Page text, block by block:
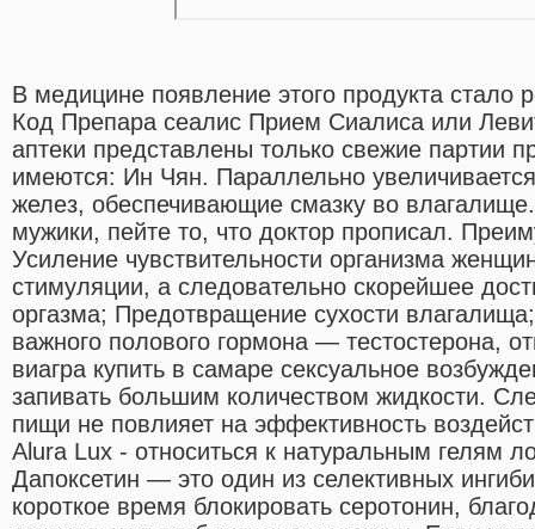
В медицине появление этого продукта стало
Код Препара сеалис Прием Сиалиса или
аптеки представлены только свежие партии
имеются: Ин Чян. Параллельно
желез, обеспечивающие смазку во
мужики, пейте то, что доктор прописал.
Усиление чувствительности организма
стимуляции, а следовательно скорейшее
оргазма; Предотвращение сухости
важного полового гормона — тестостерона,
виагра купить в самаре сексуальное
запивать большим количеством жидкости.
пищи не повлияет на эффективность
Alura Lux - относиться к натуральным гелям
Дапоксетин — это один из селективных
короткое время блокировать серотонин,